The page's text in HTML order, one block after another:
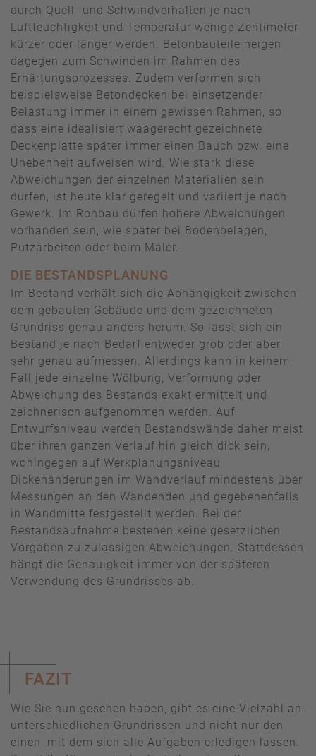
durch Quell- und Schwindverhalten je nach
Luftfeuchtigkeit und Temperatur wenige Zentimeter
kürzer oder länger werden. Betonbauteile neigen
dagegen zum Schwinden im Rahmen des
Erhärtungsprozesses. Zudem verformen sich
beispielsweise Betondecken bei einsetzender
Belastung immer in einem gewissen Rahmen, so
dass eine idealisiert waagerecht gezeichnete
Deckenplatte später immer einen Bauch bzw. eine
Unebenheit aufweisen wird. Wie stark diese
Abweichungen der einzelnen Materialien sein
dürfen, ist heute klar geregelt und variiert je nach
Gewerk. Im Rohbau dürfen höhere Abweichungen
vorhanden sein, wie später bei Bodenbelägen,
Putzarbeiten oder beim Maler.
DIE BESTANDSPLANUNG
Im Bestand verhält sich die Abhängigkeit zwischen
dem gebauten Gebäude und dem gezeichneten
Grundriss genau anders herum. So lässt sich ein
Bestand je nach Bedarf entweder grob oder aber
sehr genau aufmessen. Allerdings kann in keinem
Fall jede einzelne Wölbung, Verformung oder
Abweichung des Bestands exakt ermittelt und
zeichnerisch aufgenommen werden. Auf
Entwurfsniveau werden Bestandswände daher meist
über ihren ganzen Verlauf hin gleich dick sein,
wohingegen auf Werkplanungsniveau
Dickenänderungen im Wandverlauf mindestens über
Messungen an den Wandenden und gegebenenfalls
in Wandmitte festgestellt werden. Bei der
Bestandsaufnahme bestehen keine gesetzlichen
Vorgaben zu zulässigen Abweichungen. Stattdessen
hängt die Genauigkeit immer von der späteren
Verwendung des Grundrisses ab.
FAZIT
Wie Sie nun gesehen haben, gibt es eine Vielzahl an
unterschiedlichen Grundrissen und nicht nur den
einen, mit dem sich alle Aufgaben erledigen lassen.